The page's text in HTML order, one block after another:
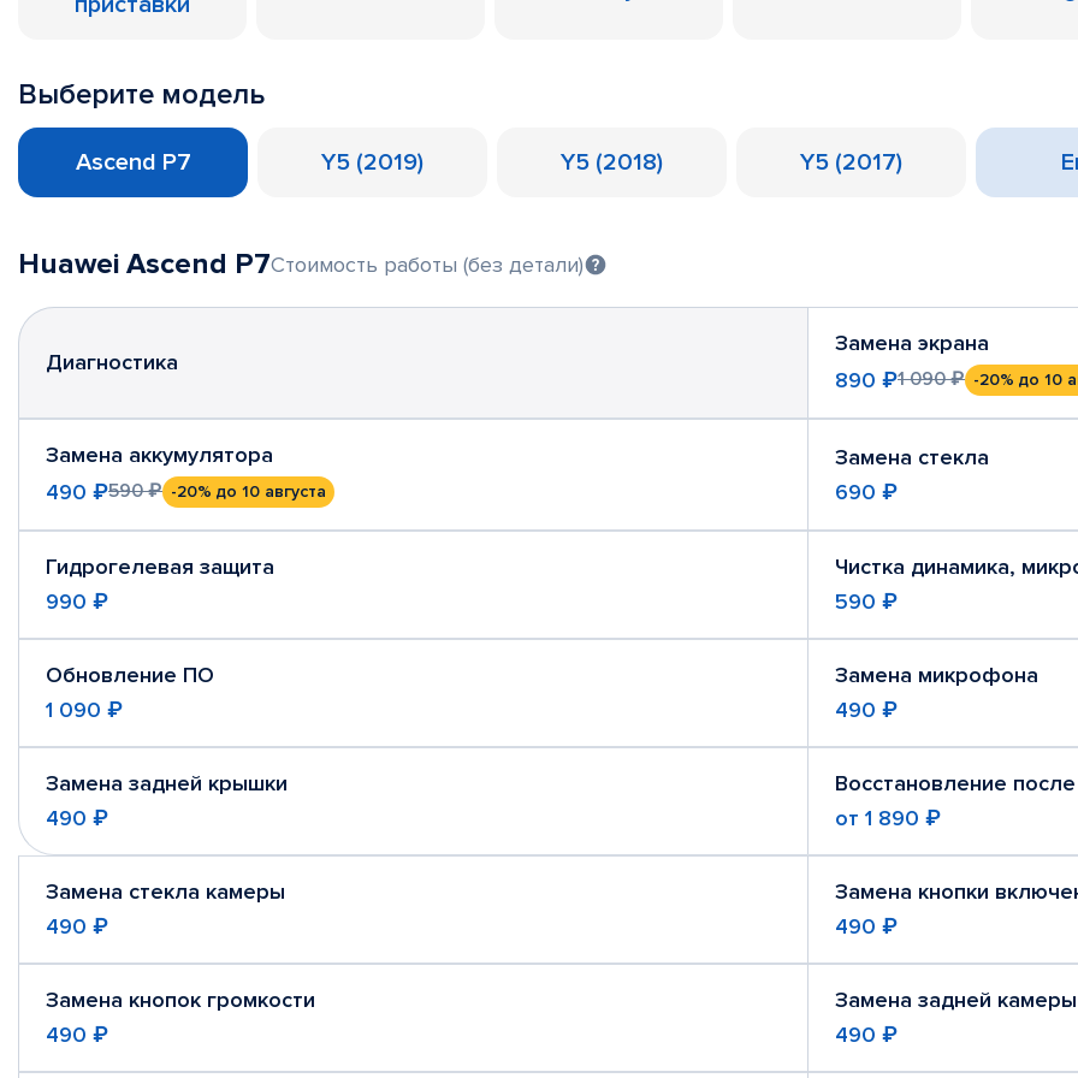
Выберите модель
Ascend P7 Y5 (2019) Y5 (2018) Y5 (2017)
Huawei Ascend P7Стоимость работы (без детали)
Диагностика
Замена экрана
890 ₽1 090 ₽ -20% до 10
Замена аккумулятора
490 ₽590 ₽ -20% до 10 августа
Замена стекла
690 ₽
Гидрогелевая защита
990 ₽
Чистка динамика,
590 ₽
Обновление ПО
1 090 ₽
Замена микрофона
490 ₽
Замена задней крышки
490 ₽
Восстановление
от 1 890 ₽
Замена стекла камеры
490 ₽
Замена кнопки
490 ₽
Замена кнопок громкости
490 ₽
Замена задней камеры
490 ₽